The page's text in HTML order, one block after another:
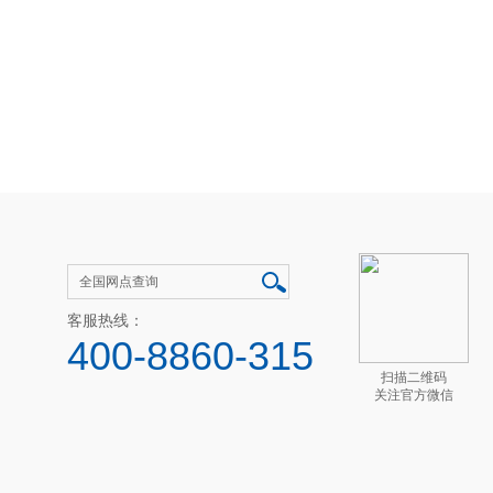
扫描二维码
关注官方微信
客服热线：
400-8860-315